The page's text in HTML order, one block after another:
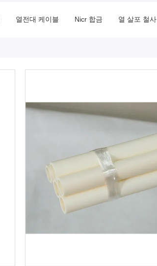
열전대 케이블 Nicr 합금 열 살포 철사